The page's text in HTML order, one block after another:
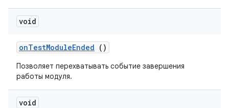
void
onTestModuleEnded ()
Позволяет перехватывать событие завершения
работы модуля.
void